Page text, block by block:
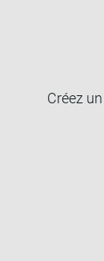
Créez